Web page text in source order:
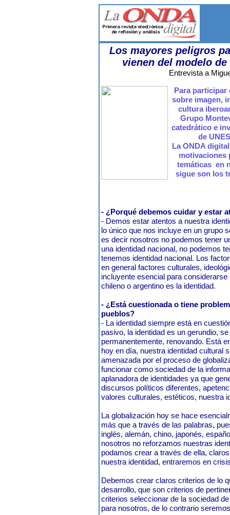
Los mayores peligros
vienen del modelo
Entrevista a
Para participar
sobre imagen,
cultura
Grupo
catedrático e
de
La ONDA
motivaciones
temáticas en
sigue son los
- ¿Porqué debemos cuidar y estar
- Demos estar atentos a nuestra
lo único que nos incluye en un grupo
es decir nosotros no podemos tener
una identidad nacional, no podemos
tenemos identidad nacional. Los
en general factores culturales,
incluyente esencial para
chileno o argentino es la identidad.
- ¿Está cuestionada o tiene
pueblos?
- La identidad siempre está en
pasivo, la identidad es un gerundio,
permanentemente, renovando. Está
hoy en día, nuestra identidad cultural
amenazada por el proceso de
funcionar como sociedad de la
aplanadora de identidades ya que
discursos políticos diferentes,
valores culturales, estéticos, nuestra
La globalización hoy se hace
más que a través de las palabras,
inglés, alemán, chino, japonés,
nosotros no reforzamos nuestras
podamos crear a través de ella,
nuestra identidad, entraremos en
Debemos crear claros criterios de lo
desarrollo, que son criterios de
criterios seleccionar de la sociedad
para nosotros, de lo contrario